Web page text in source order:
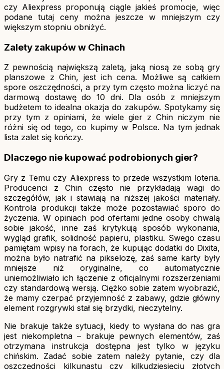
czy Aliexpress proponują ciągle jakieś promocje, więc
podane tutaj ceny można jeszcze w mniejszym czy
większym stopniu obniżyć.
Zalety zakupów w Chinach
Z pewnością największą zaletą, jaką niosą ze sobą gry
planszowe z Chin, jest ich cena. Możliwe są całkiem
spore oszczędności, a przy tym często można liczyć na
darmową dostawę do 10 dni. Dla osób z mniejszym
budżetem to idealna okazja do zakupów. Spotykamy się
przy tym z opiniami, że wiele gier z Chin niczym nie
różni się od tego, co kupimy w Polsce. Na tym jednak
lista zalet się kończy.
Dlaczego nie kupować podrobionych gier?
Gry z Temu czy Aliexpress to przede wszystkim loteria.
Producenci z Chin często nie przykładają wagi do
szczegółów, jak i stawiają na niższej jakości materiały.
Kontrola produkcji także może pozostawiać sporo do
życzenia. W opiniach pod ofertami jedne osoby chwalą
sobie jakość, inne zaś krytykują sposób wykonania,
wygląd grafik, solidność papieru, plastiku. Swego czasu
pamiętam wpisy na forach, że kupując dodatki do Dixita,
można było natrafić na pikselozę, zaś same karty były
mniejsze niż oryginalne, co automatycznie
uniemożliwiało ich łączenie z oficjalnymi rozszerzeniami
czy standardową wersją. Ciężko sobie zatem wyobrazić,
że mamy czerpać przyjemność z zabawy, gdzie główny
element rozgrywki stał się brzydki, nieczytelny.
Nie brakuje także sytuacji, kiedy to wysłana do nas gra
jest niekompletna – brakuje pewnych elementów, zaś
otrzymana instrukcja dostępna jest tylko w języku
chińskim. Zadać sobie zatem należy pytanie, czy dla
oszczędności kilkunastu czy kilkudziesięciu złotych